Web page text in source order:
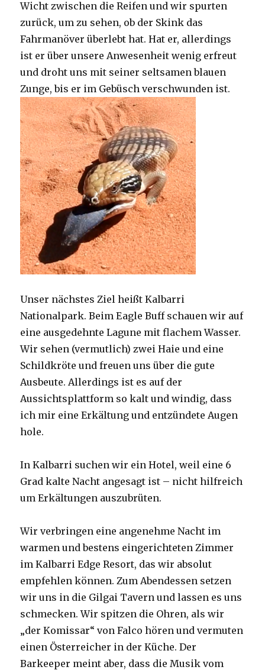
Wicht zwischen die Reifen und wir spurten
zurück, um zu sehen, ob der Skink das
Fahrmanöver überlebt hat. Hat er, allerdings
ist er über unsere Anwesenheit wenig erfreut
und droht uns mit seiner seltsamen blauen
Zunge, bis er im Gebüsch verschwunden ist.
Unser nächstes Ziel heißt Kalbarri
Nationalpark. Beim Eagle Buff schauen wir auf
eine ausgedehnte Lagune mit flachem Wasser.
Wir sehen (vermutlich) zwei Haie und eine
Schildkröte und freuen uns über die gute
Ausbeute. Allerdings ist es auf der
Aussichtsplattform so kalt und windig, dass
ich mir eine Erkältung und entzündete Augen
hole.
In Kalbarri suchen wir ein Hotel, weil eine 6
Grad kalte Nacht angesagt ist – nicht hilfreich
um Erkältungen auszubrüten.
Wir verbringen eine angenehme Nacht im
warmen und bestens eingerichteten Zimmer
im Kalbarri Edge Resort, das wir absolut
empfehlen können. Zum Abendessen setzen
wir uns in die Gilgai Tavern und lassen es uns
schmecken. Wir spitzen die Ohren, als wir
„der Komissar“ von Falco hören und vermuten
einen Österreicher in der Küche. Der
Barkeeper meint aber, dass die Musik vom